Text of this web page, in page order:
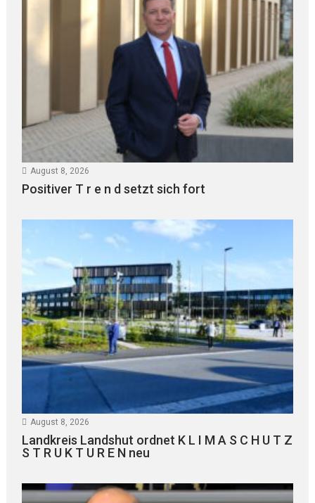
August 8, 2026
Positiver T r e n d setzt sich fort
August 8, 2026
Landkreis Landshut ordnet K L I M A S C H U T Z
S T R U K T U R E N neu